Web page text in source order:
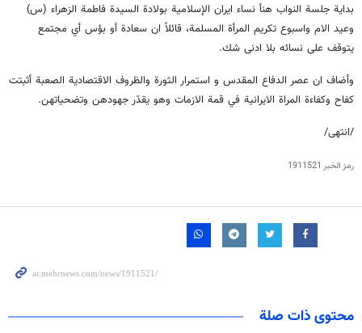
بدایة جلسة النواب هنأ نساء ایران الإسلامیة بولادة السيدة فاطمة الزهراء (س)
وعید الام واسبوع تکریم المرأة المسلمة، قائلاً ان سعادة أو بؤس أي مجتمع
یتوقف على نسائه بلا ادنى شك.
وأضاف ان عصر الدفاع المقدس و استمرار الثورة والظروف الاقتصادية الصعبة أثبتت
كفاح وكفاءة المراة الايرانية في قمة الازمات وهو يقدّر جهودهن وتضحياتهن.
/انتهى/
رمز الخبر 1911521
محتوى ذات صلة